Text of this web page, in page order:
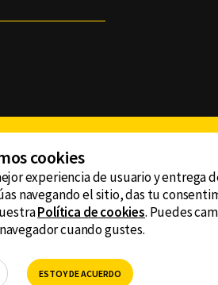
CONTACTO
AVISO DE PRIVACIDAD
AVISO LEGAL
DEFENSORÍA DE LAS AUDIENCIAS
cookies
experiencia de usuario y entrega
navegando el sitio, das tu
Política de cookies. Puedes
cuando gustes.
ESTOY DE ACUERDO